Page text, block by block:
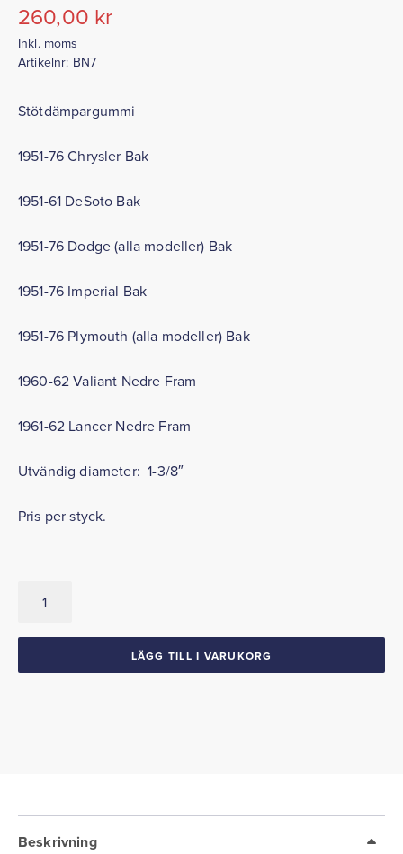
260,00 kr
Inkl. moms
Artikelnr: BN7
Stötdämpargummi
1951-76 Chrysler Bak
1951-61 DeSoto Bak
1951-76 Dodge (alla modeller) Bak
1951-76 Imperial Bak
1951-76 Plymouth (alla modeller) Bak
1960-62 Valiant Nedre Fram
1961-62 Lancer Nedre Fram
Utvändig diameter: 1-3/8″
Pris per styck.
1951-
LÄGG TILL I VARUKORG
Beskrivning